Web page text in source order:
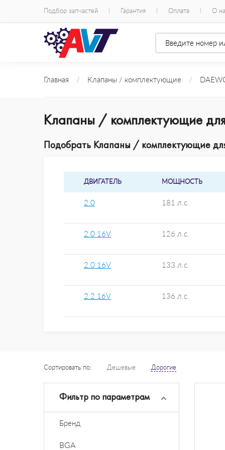
Подбор запчастей Гарантия Оплата О
Главная / Клапаны / комплектующие /
Клапаны / комплектующие
Подобрать Клапаны / комплектующие
ДВИГАТЕЛЬ МОЩНОСТЬ
2.0 181 л.с.
2.0 16V 126 л.с.
2.0 16V 133 л.с.
2.2 16V 136 л.с.
Сортировать по: Дешевые Дорогие
Фильтр по параметрам
Бренд
BGA